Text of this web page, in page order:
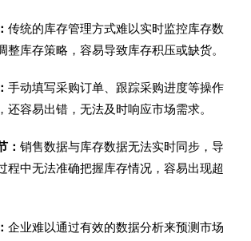
传统的库存管理方式难以实时监控库存数
整库存策略，容易导致库存积压或缺货。
手动填写采购订单、跟踪采购进度等操作
还容易出错，无法及时响应市场需求。
：销售数据与库存数据无法实时同步，导
程中无法准确把握库存情况，容易出现超
企业难以通过有效的数据分析来预测市场